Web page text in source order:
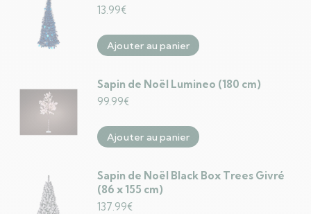
13.99€
Ajouter au panier
Sapin de Noël Lumineo (180 cm)
99.99€
Ajouter au panier
Sapin de Noël Black Box Trees Givré
(86 x 155 cm)
137.99€